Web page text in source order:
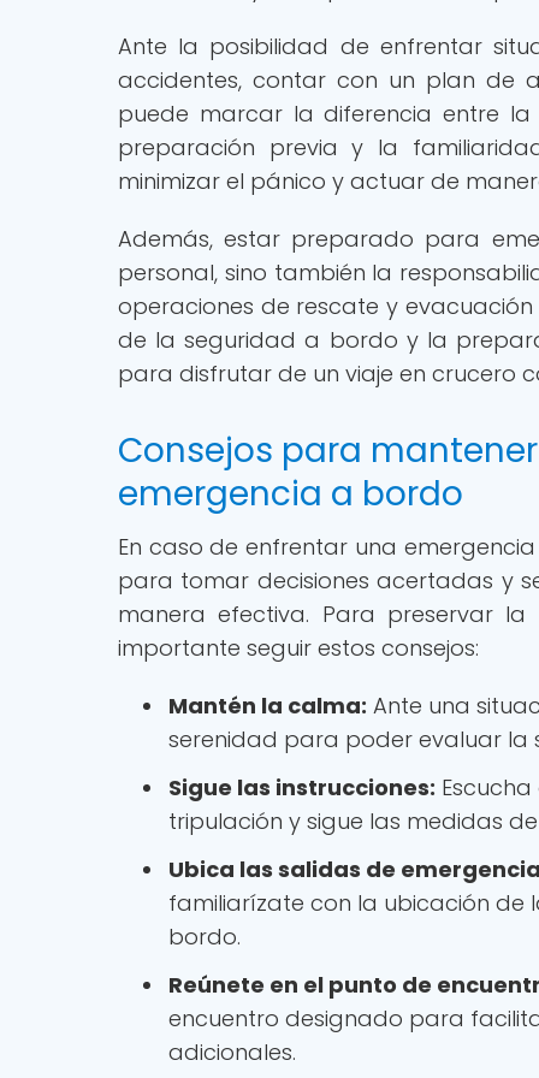
Ante la posibilidad de enfrentar
accidentes, contar con un plan de
puede marcar la diferencia entre
preparación previa y la
minimizar el pánico y actuar de
Además, estar preparado para
personal, sino también la
operaciones de rescate y
de la seguridad a bordo y la
para disfrutar de un viaje en crucero
Consejos para
emergencia a bordo
En caso de enfrentar una
para tomar decisiones acertadas y
manera efectiva. Para preservar
importante seguir estos consejos:
Mantén la calma: Ante una
serenidad para poder evaluar
Sigue las instrucciones:
tripulación y sigue las medidas
Ubica las salidas de
familiarízate con la ubicación de
bordo.
Reúnete en el punto de
encuentro designado para
adicionales.